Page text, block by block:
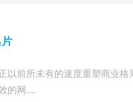
以前所未有的速度重塑商业
的网....